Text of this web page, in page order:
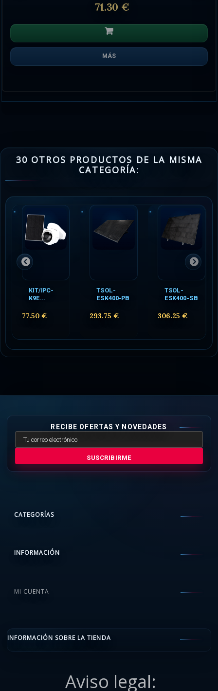
71.30 €
MÁS
30 OTROS PRODUCTOS DE LA MISMA
CATEGORÍA:
KIT/IPC-
K9E...
77.50 €
TSOL-
ESK400-PB
293.75 €
TSOL-
ESK400-SB
306.25 €
RECIBE OFERTAS Y NOVEDADES
SUSCRIBIRME
CATEGORÍAS
INFORMACIÓN
MI CUENTA
INFORMACIÓN SOBRE LA TIENDA
Aviso legal: